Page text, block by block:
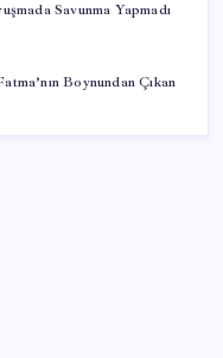
Savunma Yapmadı
Boynundan Çıkan